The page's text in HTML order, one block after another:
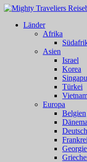
Länder
Afrika
Asien
Israel
Korea
Türkei
Europa
Belgien